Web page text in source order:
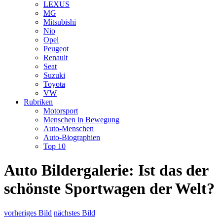
LEXUS
MG
Mitsubishi
Nio
Opel
Peugeot
Renault
Seat
Suzuki
Toyota
VW
Rubriken
Motorsport
Menschen in Bewegung
Auto-Menschen
Auto-Biographien
Top 10
Auto Bildergalerie: Ist das der
schönste Sportwagen der Welt?
vorheriges Bild nächstes Bild